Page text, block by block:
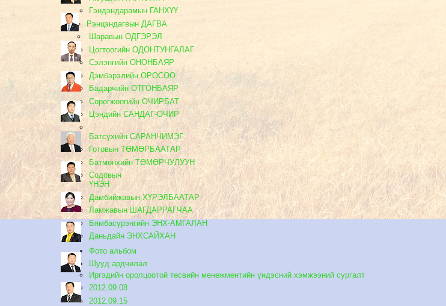
Гэндэндарамын ГАНХҮҮ
Рэнцэндагвын ДАГВА
Шаравын ОДГЭРЭЛ
Цогтоогийн ОДОНТУНГАЛАГ
Сэлэнгийн ОНОНБАЯР
Дэмбэрэлийн ОРОСОО
Бадарчийн ОТГОНБАЯР
Сорогжоогийн ОЧИРБАТ
Цэндийн САНДАГ-ОЧИР
Батсүхийн САРАНЧИМЭГ
Готовын ТӨМӨРБААТАР
Батмөнхийн ТӨМӨРЧУЛУУН
Содовын
ҮНЭН
Дамбийжавын ХҮРЭЛБААТАР
Ламжавын ШАГДАРРАГЧАА
Бямбасүрэнгийн ЭНХ-АМГАЛАН
Даньдайн ЭНХСАЙХАН
Фото альбом
Шууд ардчилал
Иргэдийн оролцоотой төсвийн менежментийн үндэсний хэмжээний сургалт
2012.09.08
2012.09.15